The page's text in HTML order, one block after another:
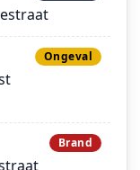
Ongeval
Brand